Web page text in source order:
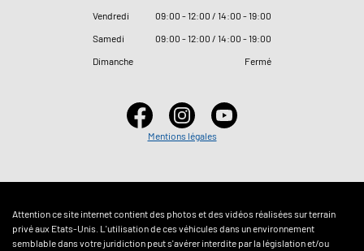
Vendredi
09:00 - 12:00 / 14:00 - 19:00
Samedi
09:00 - 12:00 / 14:00 - 19:00
Dimanche
Fermé
Mentions légales
Attention ce site internet contient des photos et des vidéos réalisées sur terrain
privé aux Etats-Unis. L'utilisation de ces véhicules dans un environnement
semblable dans votre juridiction peut s'avérer interdite par la législation et/ou